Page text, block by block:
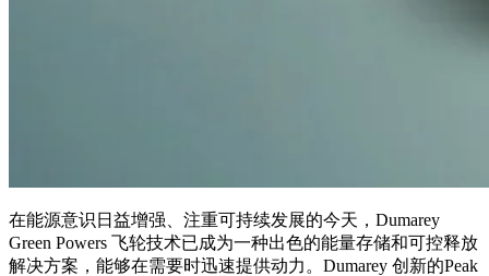
在能源意识日益增强、注重可持续发展的今天，Dumarey
Green Powers 飞轮技术已成为一种出色的能量存储和可控释放
解决方案，能够在需要时迅速提供动力。Dumarey 创新的Peak